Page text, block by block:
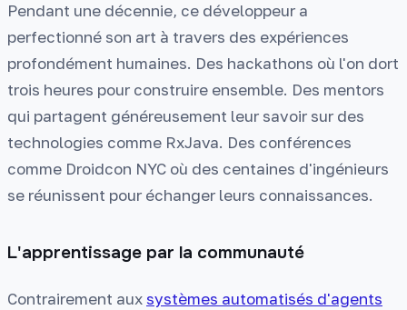
Pendant une décennie, ce développeur a
perfectionné son art à travers des expériences
profondément humaines. Des hackathons où l'on dort
trois heures pour construire ensemble. Des mentors
qui partagent généreusement leur savoir sur des
technologies comme RxJava. Des conférences
comme Droidcon NYC où des centaines d'ingénieurs
se réunissent pour échanger leurs connaissances.
L'apprentissage par la communauté
Contrairement aux systèmes automatisés d'agents